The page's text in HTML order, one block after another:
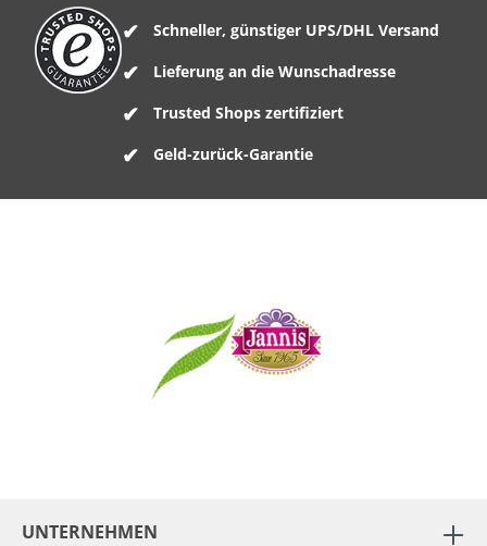
Schneller, günstiger UPS/DHL Versand
Lieferung an die Wunschadresse
Trusted Shops zertifiziert
Geld-zurück-Garantie
UNTERNEHMEN